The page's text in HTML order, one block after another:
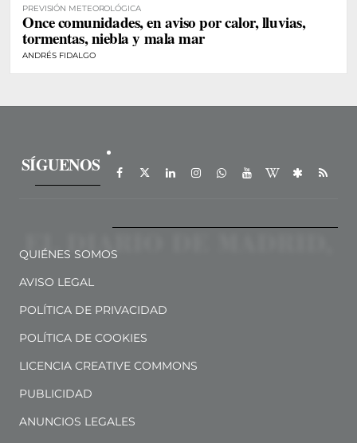
PREVISIÓN METEOROLÓGICA
Once comunidades, en aviso por calor, lluvias,
tormentas, niebla y mala mar
ANDRÉS FIDALGO
SÍGUENOS
QUIÉNES SOMOS
AVISO LEGAL
POLÍTICA DE PRIVACIDAD
POLÍTICA DE COOKIES
LICENCIA CREATIVE COMMONS
PUBLICIDAD
ANUNCIOS LEGALES